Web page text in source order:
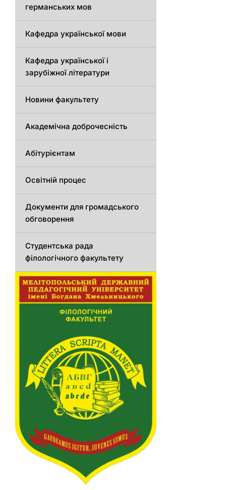
германських мов
Кафедра української мови
Кафедра української і
зарубіжної літератури
Новини факультету
Академічна доброчесність
Абітурієнтам
Освітній процес
Документи для громадського
обговорення
Студентська рада
філологічного факультету